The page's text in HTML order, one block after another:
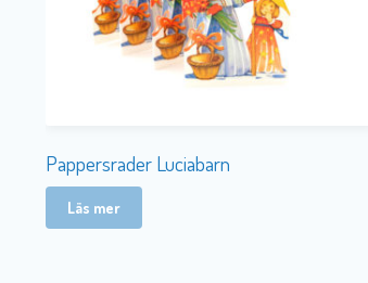
Pappersrader Luciabarn
Läs mer